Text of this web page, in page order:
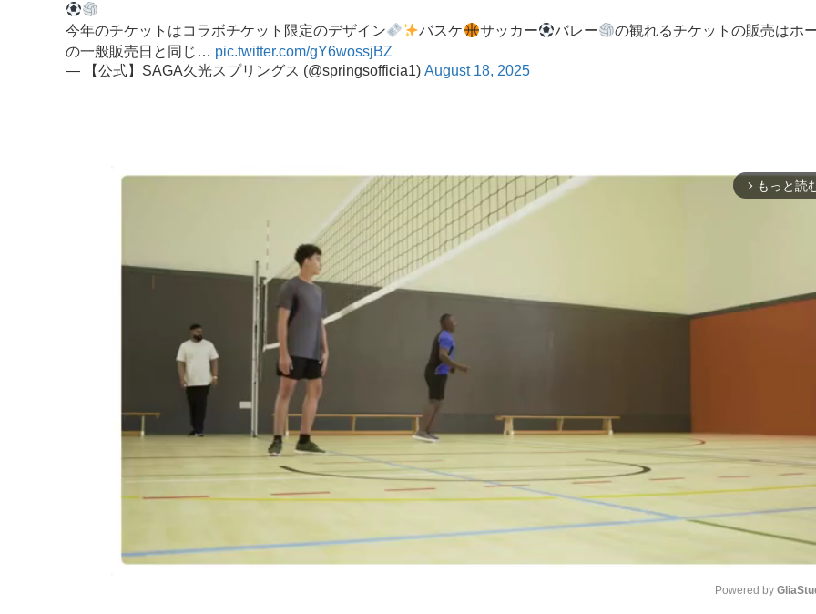
今年のチケットはコラボチケット限定のデザイン バスケ サッカー バレー
の観れるチケットの販売はホ
の一般販売日と同じ… pic.twitter.com/gY6wossjBZ
— 【公式】SAGA久光スプリングス (@springsofficia1) August 18, 2025
arrow_forward_ios もっと読
Powered by